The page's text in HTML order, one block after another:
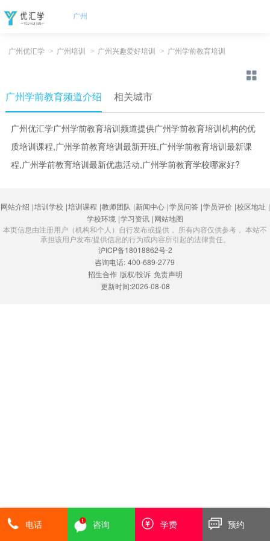
广州
广州优汇学 > 广州培训 > 广州兴趣爱好培训 > 广州学前教育培训
广州学前教育频道介绍 相关城市
广州优汇学广州学前教育培训频道提供广州学前教育培训机构的优
质培训课程,广州学前教育培训最新开班,广州学前教育培训最新课
程,广州学前教育培训最新优惠活动,广州学前教育学校哪家好?
网站介绍 |培训学校 |培训课程 |教师团队 |新闻中心 |学员问答 |学员评价 |校区地址 |
学校环境 |学习资讯 |网站地图
本页信息由注册用户（机构和个人）自行发布或提供， 所有内容仅供参考， 本站不
承担该用户发布/提供信息的行为或内容所引起的法律责任。
沪ICP备18018862号-2
咨询电话: 400-689-2779
招生合作 版权/投诉 免责声明
更新时间:2026-08-08
电话 咨询 学费 预约